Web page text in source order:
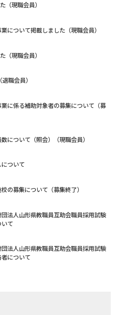
現職会員）
について掲載しました（現職会員）
現職会員）
職会員）
に係る補助対象者の募集について（募
について（照会）（現職会員）
ついて
の募集について（募集終了）
法人山形県教職員互助会職員採用試験
て
法人山形県教職員互助会職員採用試験
者について